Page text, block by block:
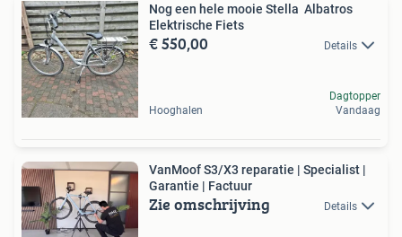
Nog een hele mooie Stella Albatros
Elektrische Fiets
€ 550,00 Details
Hooghalen
Dagtopper
Vandaag
VanMoof S3/X3 reparatie | Specialist |
Garantie | Factuur
Zie omschrijving Details